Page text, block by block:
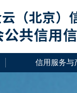
信用服务与